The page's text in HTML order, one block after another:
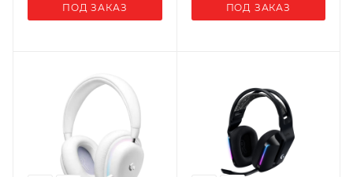
ПОД ЗАКАЗ ПОД ЗАКАЗ